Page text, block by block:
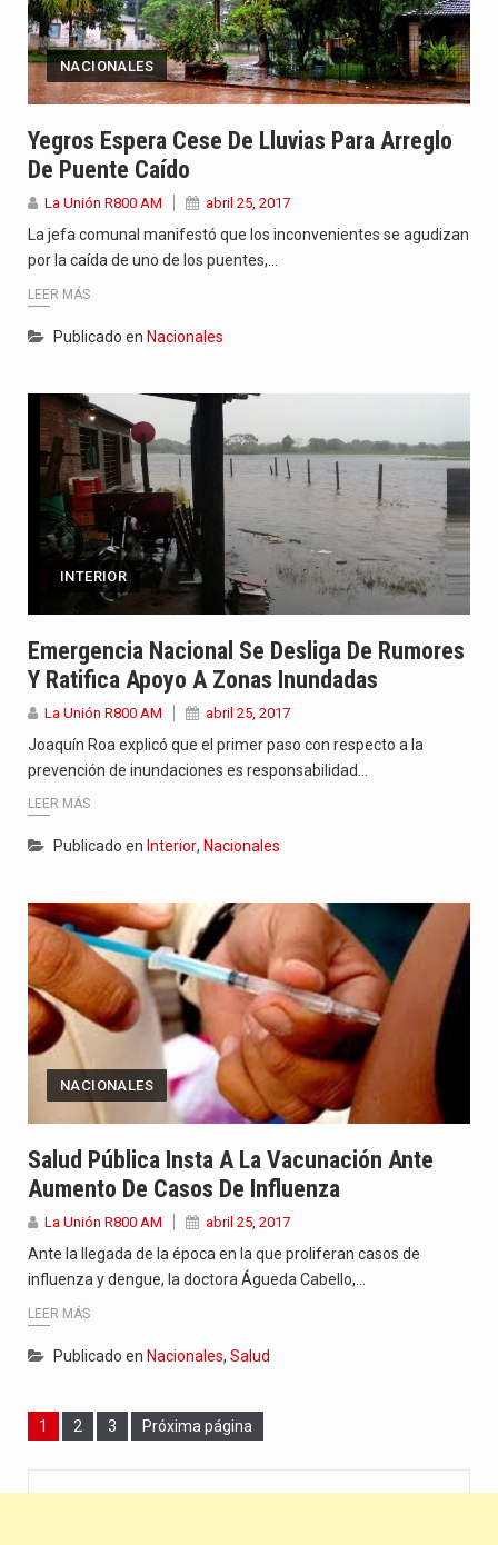
NACIONALES
Yegros Espera Cese De Lluvias Para Arreglo
De Puente Caído
La Unión R800 AM abril 25, 2017
La jefa comunal manifestó que los inconvenientes se agudizan
por la caída de uno de los puentes,…
LEER MÁS
Publicado en Nacionales
INTERIOR
Emergencia Nacional Se Desliga De Rumores
Y Ratifica Apoyo A Zonas Inundadas
La Unión R800 AM abril 25, 2017
Joaquín Roa explicó que el primer paso con respecto a la
prevención de inundaciones es responsabilidad…
LEER MÁS
Publicado en Interior, Nacionales
NACIONALES
Salud Pública Insta A La Vacunación Ante
Aumento De Casos De Influenza
La Unión R800 AM abril 25, 2017
Ante la llegada de la época en la que proliferan casos de
influenza y dengue, la doctora Águeda Cabello,…
LEER MÁS
Publicado en Nacionales, Salud
Page
1 Page
2 Page
3 Próxima página